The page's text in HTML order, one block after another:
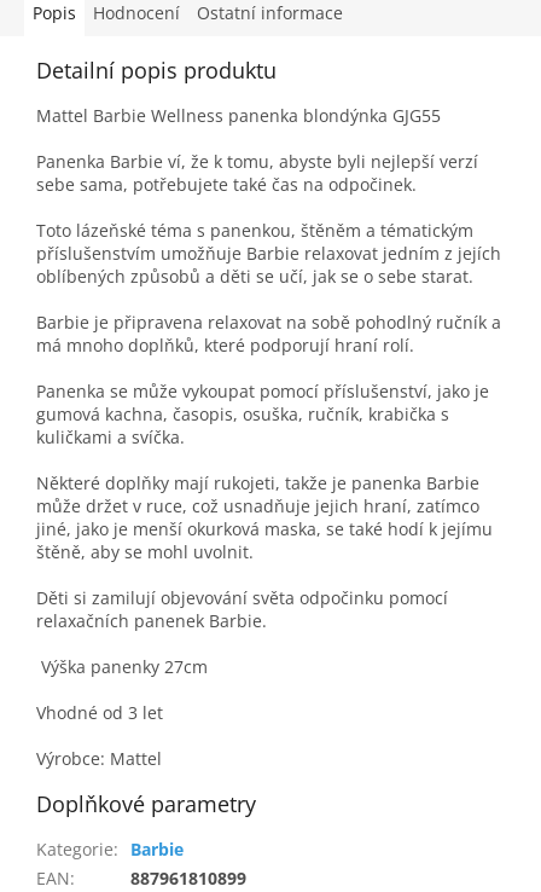
Popis Hodnocení Ostatní informace
Detailní popis produktu
Mattel Barbie Wellness panenka blondýnka GJG55
Panenka Barbie ví, že k tomu, abyste byli nejlepší verzí
sebe sama, potřebujete také čas na odpočinek.
Toto lázeňské téma s panenkou, štěněm a tématickým
příslušenstvím umožňuje Barbie relaxovat jedním z jejích
oblíbených způsobů a děti se učí, jak se o sebe starat.
Barbie je připravena relaxovat na sobě pohodlný ručník a
má mnoho doplňků, které podporují hraní rolí.
Panenka se může vykoupat pomocí příslušenství, jako je
gumová kachna, časopis, osuška, ručník, krabička s
kuličkami a svíčka.
Některé doplňky mají rukojeti, takže je panenka Barbie
může držet v ruce, což usnadňuje jejich hraní, zatímco
jiné, jako je menší okurková maska, se také hodí k jejímu
štěně, aby se mohl uvolnit.
Děti si zamilují objevování světa odpočinku pomocí
relaxačních panenek Barbie.
Výška panenky 27cm
Vhodné od 3 let
Výrobce: Mattel
Doplňkové parametry
Kategorie:
Barbie
EAN: 887961810899